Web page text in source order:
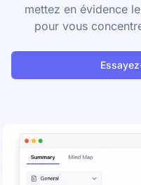
mettez en évidence
pour vous